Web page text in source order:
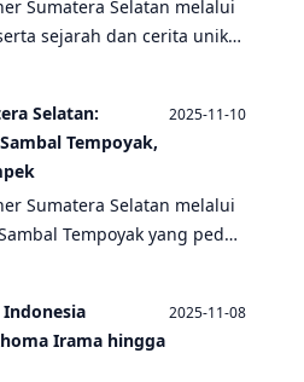
Sumatera Selatan melalui
sejarah dan cerita unik
Selatan:
Tempoyak,
2025-11-10
Sumatera Selatan melalui
Tempoyak yang pedas
budaya dalam cita rasa
Irama hingga
2025-11-08